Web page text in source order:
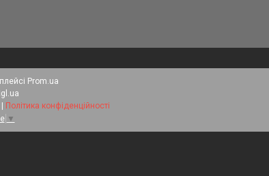
Prom.ua
Політика конфіденційності
▼